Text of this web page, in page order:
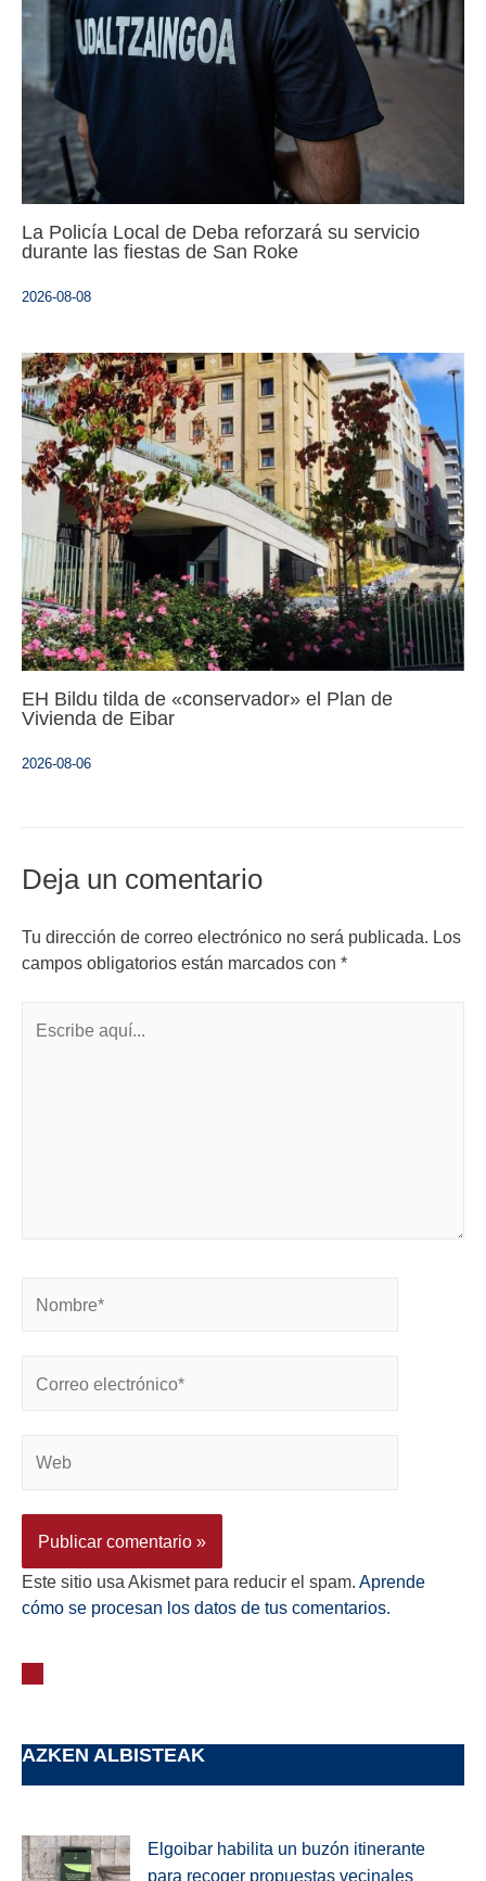
La Policía Local de Deba reforzará su servicio
durante las fiestas de San Roke
2026-08-08
EH Bildu tilda de «conservador» el Plan de
Vivienda de Eibar
2026-08-06
Deja un comentario
Tu dirección de correo electrónico no será publicada. Los
campos obligatorios están marcados con *
Este sitio usa Akismet para reducir el spam. Aprende
cómo se procesan los datos de tus comentarios.
AZKEN ALBISTEAK
Elgoibar habilita un buzón itinerante
para recoger propuestas vecinales